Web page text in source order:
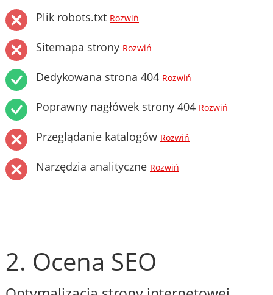
Plik robots.txt Rozwiń
Sitemapa strony Rozwiń
Dedykowana strona 404 Rozwiń
Poprawny nagłówek strony 404 Rozwiń
Przeglądanie katalogów Rozwiń
Narzędzia analityczne Rozwiń
2. Ocena SEO